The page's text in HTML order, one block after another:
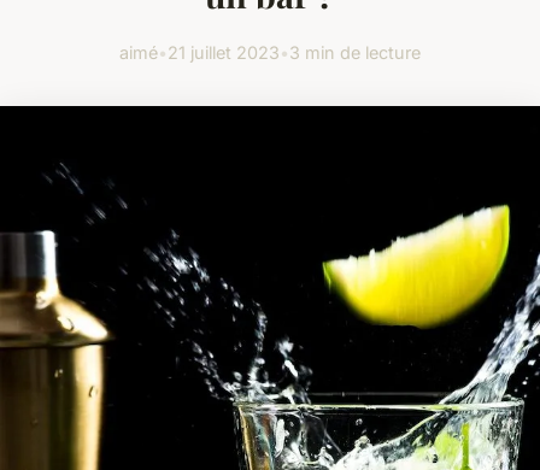
aimé•21 juillet 2023•3 min de lecture